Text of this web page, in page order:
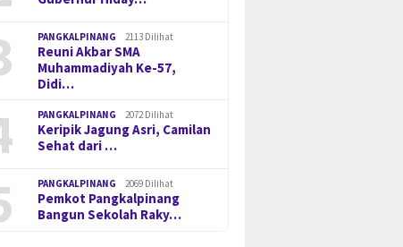
PANGKALPINANG 2113 Dilihat
Reuni Akbar SMA
Muhammadiyah Ke-57,
Didi…
PANGKALPINANG 2072 Dilihat
Keripik Jagung Asri, Camilan
Sehat dari …
PANGKALPINANG 2069 Dilihat
Pemkot Pangkalpinang
Bangun Sekolah Raky…